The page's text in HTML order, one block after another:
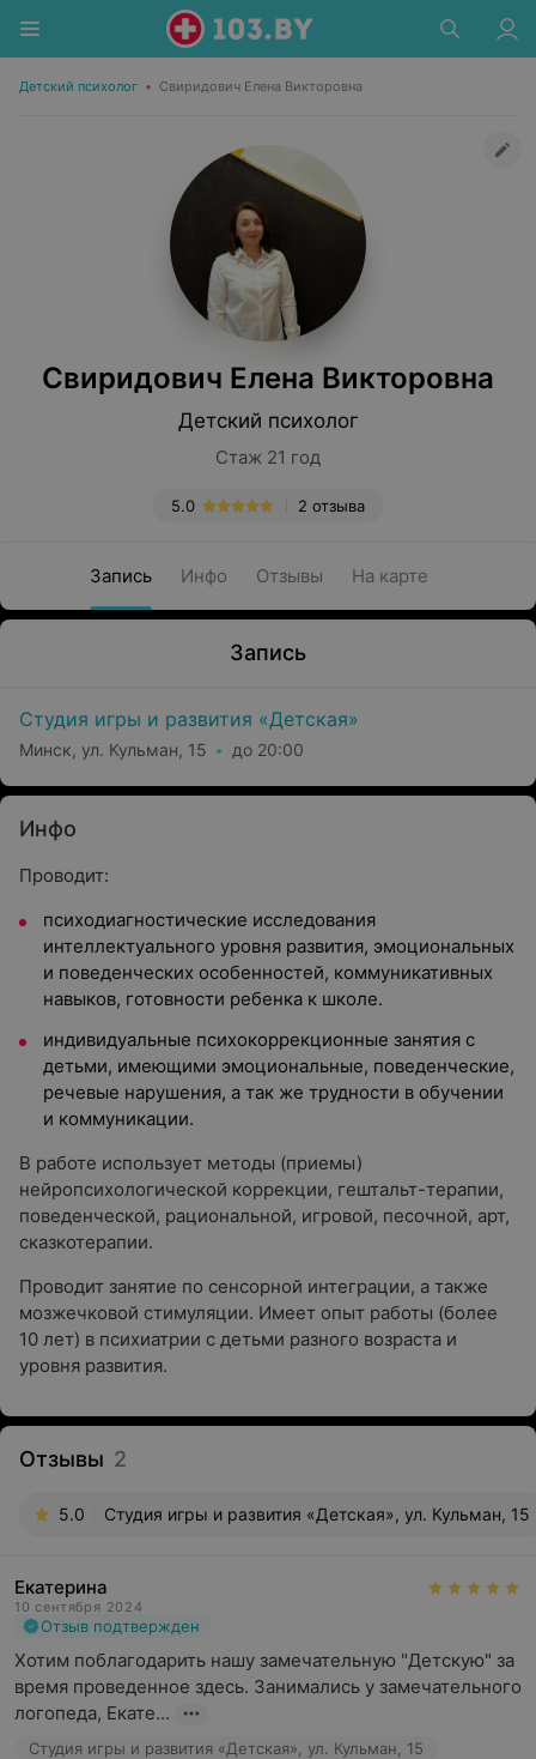
Детский психолог • Свиридович Елена Викторовна
Свиридович Елена Викторовна
Детский психолог
Стаж 21 год
2 отзыва
5.0
Запись Инфо Отзывы На карте
Запись
Студия игры и развития «Детская»
Минск, ул. Кульман, 15 до 20:00
Инфо
Проводит:
психодиагностические исследования
интеллектуального уровня развития, эмоциональных
и поведенческих особенностей, коммуникативных
навыков, готовности ребенка к школе.
индивидуальные психокоррекционные занятия с
детьми, имеющими эмоциональные, поведенческие,
речевые нарушения, а так же трудности в обучении
и коммуникации.
В работе использует методы (приемы)
нейропсихологической коррекции, гештальт-терапии,
поведенческой, рациональной, игровой, песочной, арт,
сказкотерапии.
Проводит занятие по сенсорной интеграции, а также
мозжечковой стимуляции. Имеет опыт работы (более
10 лет) в психиатрии с детьми разного возраста и
уровня развития.
Отзывы 2
5.0 Студия игры и развития «Детская», ул. Кульман, 15
Екатерина
10 сентября 2024
Отзыв подтвержден
Хотим поблагодарить нашу замечательную "Детскую" за
время проведенное здесь. Занимались у замечательного
логопеда, Екате...
Студия игры и развития «Детская», ул. Кульман, 15